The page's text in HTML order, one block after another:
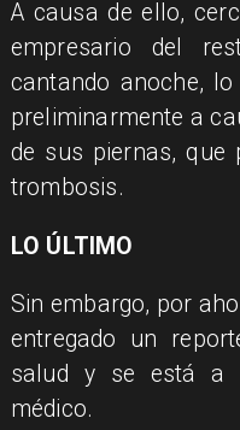
A causa de ello,
empresario del
cantando anoche,
preliminarmente a
de sus piernas, que
trombosis.
LO ÚLTIMO
Sin embargo, por
entregado un
salud y se está a
médico.